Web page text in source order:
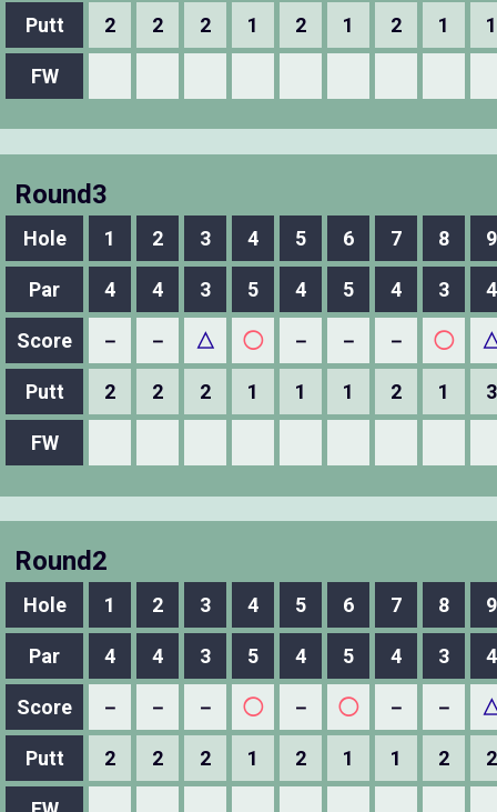
Putt 2 2 2 1 2 1 2 1 1
FW
Round3
Hole 1 2 3 4 5 6 7 8 9
Par 4 4 3 5 4 5 4 3 4
Score － － △ ◯ － － － ◯
Putt 2 2 2 1 1 1 2 1 3
FW
Round2
Hole 1 2 3 4 5 6 7 8 9
Par 4 4 3 5 4 5 4 3 4
Score － － － ◯ － ◯ － －
Putt 2 2 2 1 2 1 1 2 2